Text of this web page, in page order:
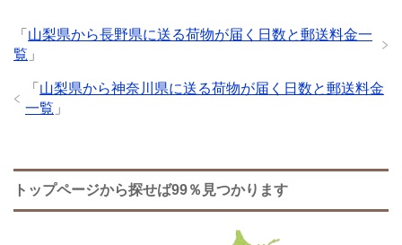
「 山梨県から長野県に送る荷物が届く日数と郵送料金一
覧 」
「 山梨県から神奈川県に送る荷物が届く日数と郵送料金
一覧 」
トップページから探せば99％見つかります